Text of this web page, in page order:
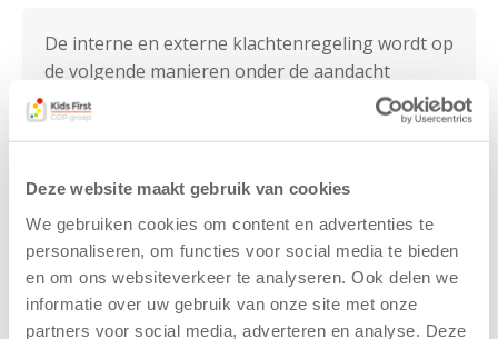
Deze website maakt gebruik van cookies
We gebruiken cookies om content en advertenties te
personaliseren, om functies voor social media te bieden
en om ons websiteverkeer te analyseren. Ook delen we
informatie over uw gebruik van onze site met onze
partners voor social media, adverteren en analyse. Deze
De interne en externe klachtenregeling wordt op
de volgende manieren onder de aandacht
gebracht:
Op de website is de klachtenregeling te
De klachtenregeling is bekend bij de
oudercommissie.
Openbaar klachtenverslag